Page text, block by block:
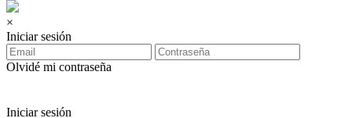
×
Iniciar sesión
Olvidé mi contraseña
Iniciar sesión